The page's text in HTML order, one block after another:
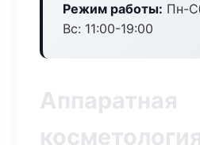
Режим работы: Пн-
Вс: 11:00-19:00
Аппаратная